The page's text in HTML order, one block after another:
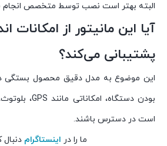
البته بهتر است نصب توسط متخصص انجام
پشتیبانی می‌کند؟
این موضوع به مدل دقیق محصول بستگی
است در دسترس باشند.
ما را در اینستاگرام دنبال